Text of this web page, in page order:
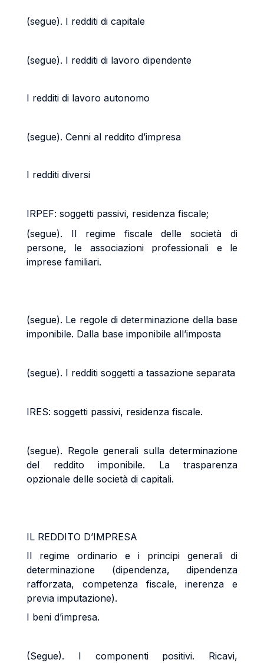
(segue). I redditi di capitale
(segue). I redditi di lavoro dipendente
I redditi di lavoro autonomo
(segue). Cenni al reddito d’impresa
I redditi diversi
IRPEF: soggetti passivi, residenza fiscale;
(segue). Il regime fiscale delle società di
persone, le associazioni professionali e le
imprese familiari.
(segue). Le regole di determinazione della base
imponibile. Dalla base imponibile all’imposta
(segue). I redditi soggetti a tassazione separata
IRES: soggetti passivi, residenza fiscale.
(segue). Regole generali sulla determinazione
del reddito imponibile. La trasparenza
opzionale delle società di capitali.
IL REDDITO D’IMPRESA
Il regime ordinario e i principi generali di
determinazione (dipendenza, dipendenza
rafforzata, competenza fiscale, inerenza e
previa imputazione).
I beni d’impresa.
(Segue). I componenti positivi. Ricavi,